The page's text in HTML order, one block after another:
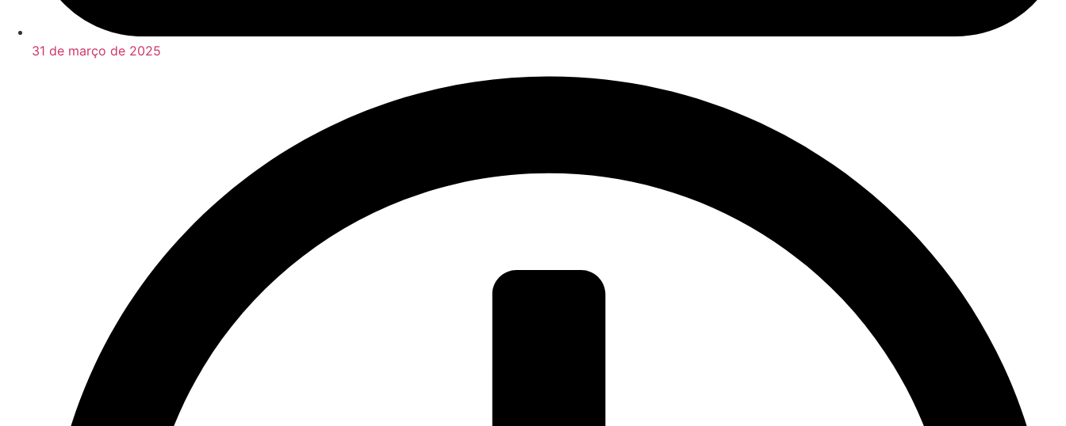
31 de março de 2025